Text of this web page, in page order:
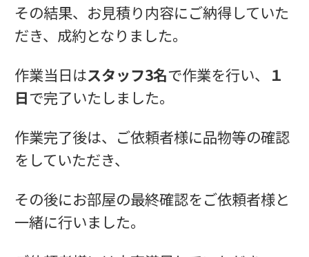
その結果、お見積り内容にご納得していた
だき、成約となりました。
作業当日はスタッフ3名で作業を行い、
１
日で完了いたしました。
作業完了後は、ご依頼者様に品物等の確認
をしていただき、
その後にお部屋の最終確認をご依頼者様と
一緒に行いました。